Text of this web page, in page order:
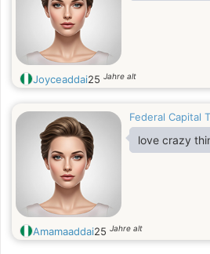
Joyceaddai25 Jahre alt
Federal Capital
love crazy
Amamaaddai25 Jahre alt